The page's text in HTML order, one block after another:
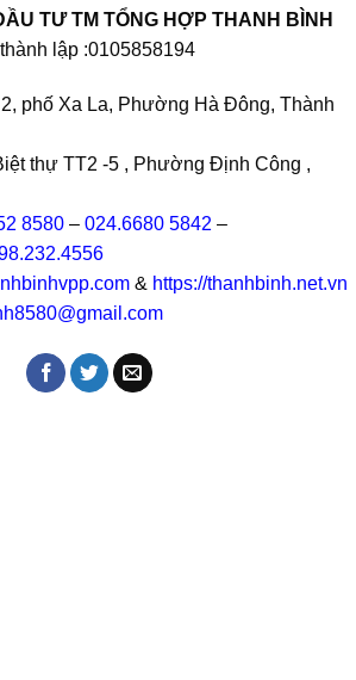
TƯ TM TỔNG HỢP THANH BÌNH
lập :0105858194
phố Xa La, Phường Hà Đông, Thành
thự TT2 -5 , Phường Định Công ,
8580 – 024.6680 5842 –
& https://thanhbinh.net.vn